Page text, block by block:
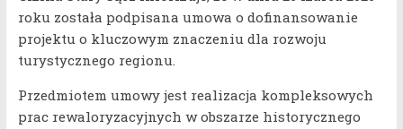
roku została podpisana umowa o dofinansowanie
projektu o kluczowym znaczeniu dla rozwoju
turystycznego regionu.
Przedmiotem umowy jest realizacja kompleksowych
prac rewaloryzacyjnych w obszarze historycznego